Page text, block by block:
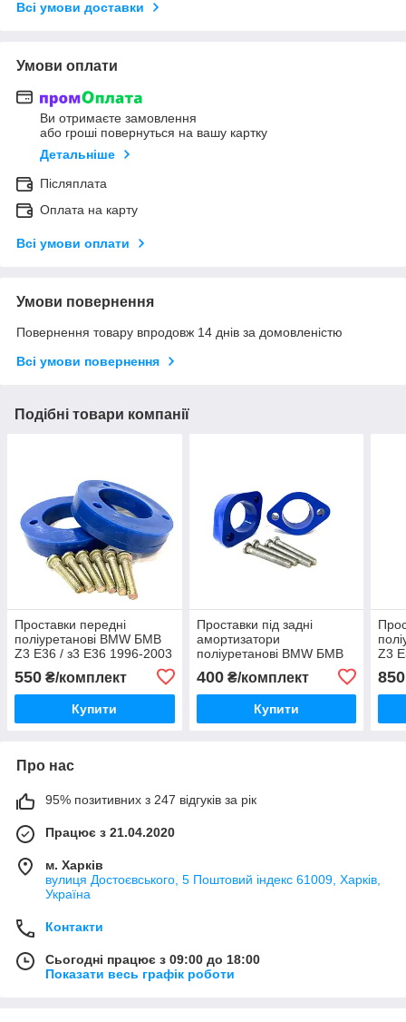
Всі умови доставки
Умови оплати
Ви отримаєте замовлення
або гроші повернуться на вашу картку
Детальніше
Післяплата
Оплата на карту
Всі умови оплати
Умови повернення
Повернення товару впродовж 14 днів за домовленістю
Всі умови повернення
Подібні товари компанії
Проставки передні
поліуретанові BMW БМВ
Z3 E36 / з3 Е36 1996-2003
550 ₴/комплект
Купити
Проставки під задні
амортизатори
поліуретанові BMW БМВ
Z3 E36 / з3 Е36 1996-2003
400₴/комплект
Купити
Z3
850
Про нас
95% позитивних з 247 відгуків за рік
Працює з 21.04.2020
м. Харків
вулиця Достоєвського, 5 Поштовий індекс 61009, Харків,
Україна
Контакти
Сьогодні працює з 09:00 до 18:00
Показати весь графік роботи